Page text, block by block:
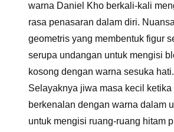
warna Daniel Kho berkali-kali
rasa penasaran dalam diri. Nuansa
geometris yang membentuk figur
serupa undangan untuk mengisi
kosong dengan warna sesuka hati.
Selayaknya jiwa masa kecil ketika
berkenalan dengan warna dalam
untuk mengisi ruang-ruang hitam